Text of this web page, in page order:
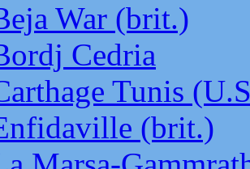
War (brit.)
Cedria
Tunis
(brit.)